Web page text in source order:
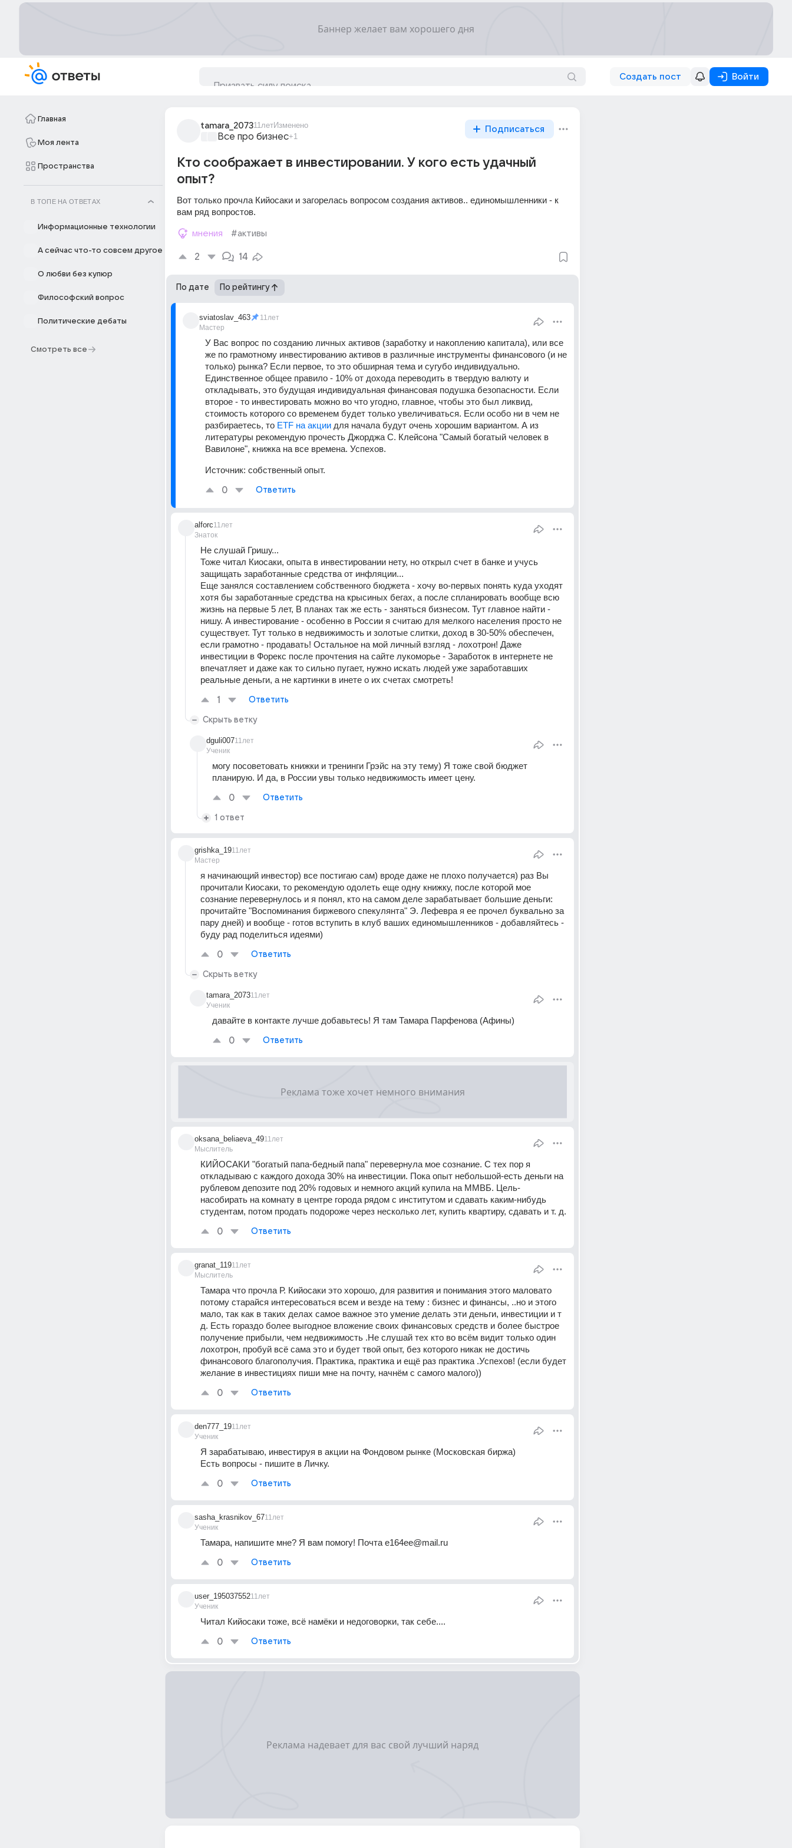
Создать пост Войти
Главная
Моя лента
Пространства
В ТОПЕ НА ОТВЕТАХ
Информационные технологии
А сейчас что-то совсем другое
О любви без купюр
Философский вопрос
Политические дебаты
Смотреть все
tamara_207311летИзменено
Все про бизнес+1
Подписаться
Кто соображает в инвестировании. У кого есть удачный
опыт?
Вот только прочла Кийосаки и загорелась вопросом создания активов.. единомышленники - к
вам ряд вопростов.
мнения #активы
2 14
По дате По рейтингу
sviatoslav_463
Мастер
11лет
У Вас вопрос по созданию личных активов (заработку и накоплению капитала), или все
же по грамотному инвестированию активов в различные инструменты финансового (и не
только) рынка? Если первое, то это обширная тема и сугубо индивидуально.
Единственное общее правило - 10% от дохода переводить в твердую валюту и
откладывать, это будущая индивидуальная финансовая подушка безопасности. Если
второе - то инвестировать можно во что угодно, главное, чтобы это был ликвид,
стоимость которого со временем будет только увеличиваться. Если особо ни в чем не
разбираетесь, то ETF на акции для начала будут очень хорошим вариантом. А из
литературы рекомендую прочесть Джорджа С. Клейсона "Самый богатый человек в
Вавилоне", книжка на все времена. Успехов.
Источник: собственный опыт.
0 Ответить
alforc
Знаток
11лет
Не слушай Гришу...
Тоже читал Киосаки, опыта в инвестировании нету, но открыл счет в банке и учусь
защищать заработанные средства от инфляции...
Еще занялся составлением собственного бюджета - хочу во-первых понять куда уходят
хотя бы заработанные средства на крысиных бегах, а после спланировать вообще всю
жизнь на первые 5 лет, В планах так же есть - заняться бизнесом. Тут главное найти -
нишу. А инвестирование - особенно в России я считаю для мелкого населения просто не
существует. Тут только в недвижимость и золотые слитки, доход в 30-50% обеспечен,
если грамотно - продавать! Остальное на мой личный взгляд - лохотрон! Даже
инвестиции в Форекс после прочтения на сайте лукоморье - Заработок в интернете не
впечатляет и даже как то сильно пугает, нужно искать людей уже заработавших
реальные деньги, а не картинки в инете о их счетах смотреть!
1 Ответить
Скрыть ветку
dguli007
Ученик
11лет
могу посоветовать книжки и тренинги Грэйс на эту тему) Я тоже свой бюджет
планирую. И да, в России увы только недвижимость имеет цену.
0 Ответить
1 ответ
grishka_19
Мастер
11лет
я начинающий инвестор) все постигаю сам) вроде даже не плохо получается) раз Вы
прочитали Киосаки, то рекомендую одолеть еще одну книжку, после которой мое
сознание перевернулось и я понял, кто на самом деле зарабатывает большие деньги:
прочитайте "Воспоминания биржевого спекулянта" Э. Лефевра я ее прочел буквально за
пару дней) и вообще - готов вступить в клуб ваших единомышленников - добавляйтесь -
буду рад поделиться идеями)
0 Ответить
Скрыть ветку
tamara_2073
Ученик
11лет
давайте в контакте лучше добавьтесь! Я там Тамара Парфенова (Афины)
0 Ответить
oksana_beliaeva_49
Мыслитель
11лет
КИЙОСАКИ "богатый папа-бедный папа" перевернула мое сознание. С тех пор я
откладываю с каждого дохода 30% на инвестиции. Пока опыт небольшой-есть деньги на
рублевом депозите под 20% годовых и немного акций купила на ММВБ. Цель-
насобирать на комнату в центре города рядом с институтом и сдавать каким-нибудь
студентам, потом продать подороже через несколько лет, купить квартиру, сдавать и т. д.
0 Ответить
granat_119
Мыслитель
11лет
Тамара что прочла Р. Кийосаки это хорошо, для развития и понимания этого маловато
потому старайся интересоваться всем и везде на тему : бизнес и финансы, ..но и этого
мало, так как в таких делах самое важное это умение делать эти деньги, инвестиции и т
д. Есть гораздо более выгодное вложение своих финансовых средств и более быстрое
получение прибыли, чем недвижимость .Не слушай тех кто во всём видит только один
лохотрон, пробуй всё сама это и будет твой опыт, без которого никак не достичь
финансового благополучия. Практика, практика и ещё раз практика .Успехов! (если будет
желание в инвестициях пиши мне на почту, начнём с самого малого))
0 Ответить
den777_19
Ученик
11лет
Я зарабатываю, инвестируя в акции на Фондовом рынке (Московская биржа)
Есть вопросы - пишите в Личку.
0 Ответить
sasha_krasnikov_67
Ученик
11лет
Тамара, напишите мне? Я вам помогу! Почта e164ee@mail.ru
0 Ответить
user_195037552
Ученик
11лет
Читал Кийосаки тоже, всё намёки и недоговорки, так себе....
0 Ответить